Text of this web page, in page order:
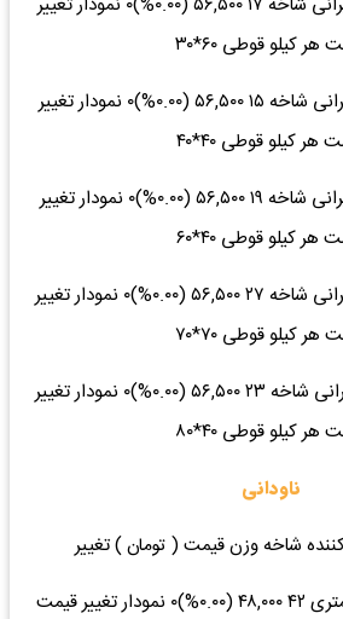
هر کیلو قوطی ۶۰*۳۰
هر کیلو قوطی ۴۰*۴۰ ایرانی شاخه ۱۵ ۵۶,۵۰۰ (۰.۰۰%)۰ نمودار تغییر
هر کیلو قوطی ۴۰*۴۰
هر کیلو قوطی ۴۰*۶۰ ایرانی شاخه ۱۹ ۵۶,۵۰۰ (۰.۰۰%)۰ نمودار تغییر
هر کیلو قوطی ۴۰*۶۰
هر کیلو قوطی ۷۰*۷۰ ایرانی شاخه ۲۷ ۵۶,۵۰۰ (۰.۰۰%)۰ نمودار تغییر
هر کیلو قوطی ۷۰*۷۰
هر کیلو قوطی ۴۰*۸۰ ایرانی شاخه ۲۳ ۵۶,۵۰۰ (۰.۰۰%)۰ نمودار تغییر
هر کیلو قوطی ۴۰*۸۰
ناودانی
شاخه وزن قیمت ( تومان ) تغییر
هر کیلو ناودانی ۶.۵ ۶ متری ۴۲ ۴۸,۰۰۰ (۰.۰۰%)۰ نمودار تغییر قیمت